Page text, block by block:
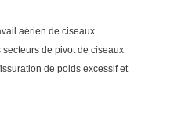
aérien de ciseaux
de pivot de ciseaux
de poids excessif et